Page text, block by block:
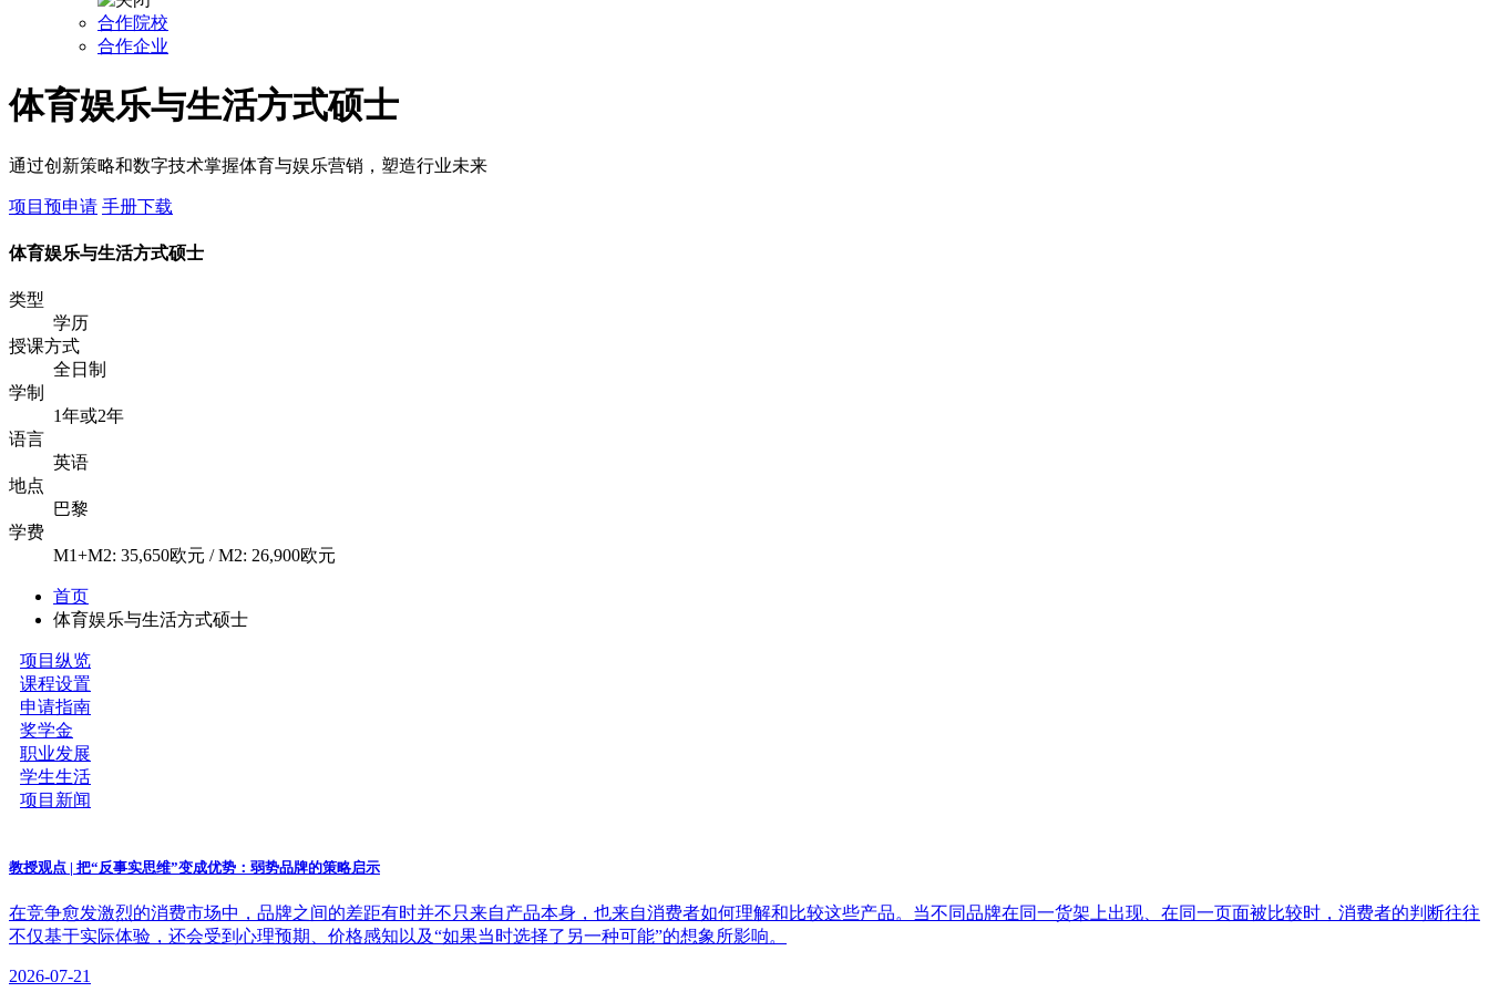
合作院校
合作企业
体育娱乐与生活方式硕士
通过创新策略和数字技术掌握体育与娱乐营销，塑造行业未来
项目预申请 手册下载
体育娱乐与生活方式硕士
类型
学历
授课方式
全日制
学制
1年或2年
语言
英语
地点
巴黎
学费
M1+M2: 35,650欧元 / M2: 26,900欧元
首页
体育娱乐与生活方式硕士
项目纵览
课程设置
申请指南
奖学金
职业发展
学生生活
项目新闻
教授观点 | 把“反事实思维”变成优势：弱势品牌的策略启示
​在竞争愈发激烈的消费市场中，品牌之间的差距有时并不只来自产品本身，也来自消费者如何理解和比较这些产品。当不同品牌在同一货架上出现、在同一页面被比较时，消费者的判断往往
不仅基于实际体验，还会受到心理预期、价格感知以及“如果当时选择了另一种可能”的想象所影响。
2026-07-21